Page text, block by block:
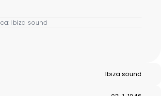
Ibiza sound
Ibiza sound